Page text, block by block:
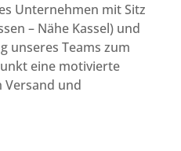
Unternehmen mit Sitz
– Nähe Kassel) und
unseres Teams zum
eine motivierte
Versand und